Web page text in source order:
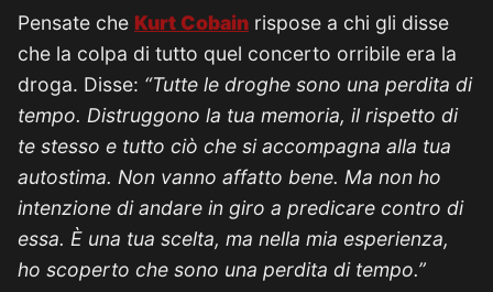
Pensate che Kurt Cobain rispose a chi gli disse
che la colpa di tutto quel concerto orribile era la
droga. Disse: “Tutte le droghe sono una perdita di
tempo. Distruggono la tua memoria, il rispetto di
te stesso e tutto ciò che si accompagna alla tua
autostima. Non vanno affatto bene. Ma non ho
intenzione di andare in giro a predicare contro di
essa. È una tua scelta, ma nella mia esperienza,
ho scoperto che sono una perdita di tempo.”